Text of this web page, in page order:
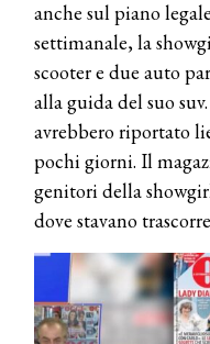
anche sul piano
settimanale, la
scooter e due auto
alla guida del suo
avrebbero riportato
pochi giorni. Il
genitori della
dove stavano